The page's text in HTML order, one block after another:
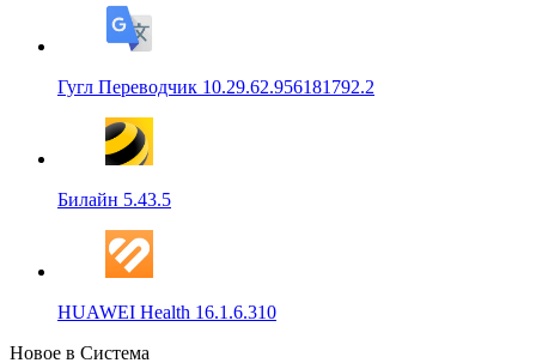
Гугл Переводчик 10.29.62.956181792.2
Билайн 5.43.5
HUAWEI Health 16.1.6.310
Новое в Система